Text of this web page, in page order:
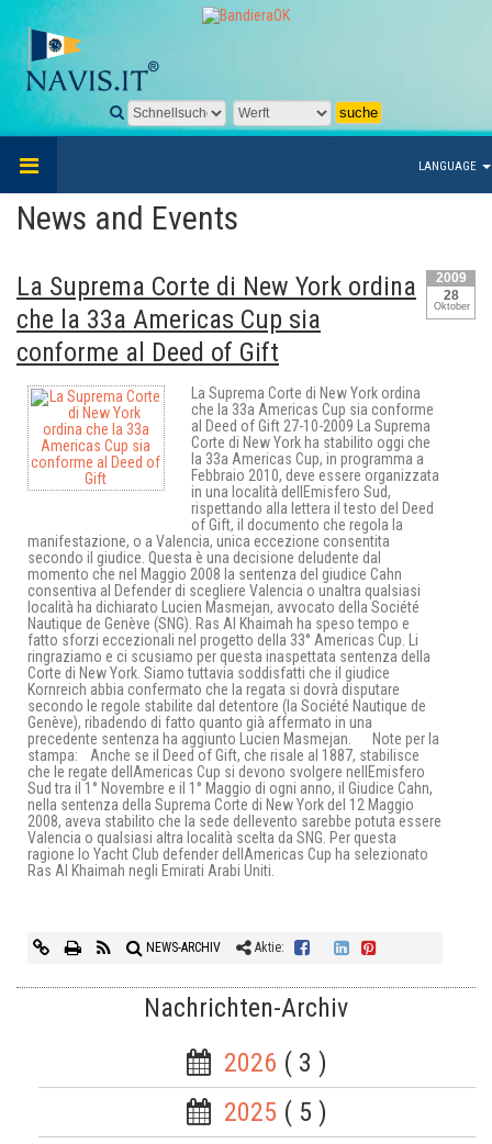
LANGUAGE
News and Events
2009
28
Oktober
La Suprema Corte di New York ordina
che la 33a Americas Cup sia
conforme al Deed of Gift
La Suprema Corte di New York ordina
che la 33a Americas Cup sia conforme
al Deed of Gift 27-10-2009 La Suprema
Corte di New York ha stabilito oggi che
la 33a Americas Cup, in programma a
Febbraio 2010, deve essere organizzata
in una località dellEmisfero Sud,
rispettando alla lettera il testo del Deed
of Gift, il documento che regola la
manifestazione, o a Valencia, unica eccezione consentita
secondo il giudice. Questa è una decisione deludente dal
momento che nel Maggio 2008 la sentenza del giudice Cahn
consentiva al Defender di scegliere Valencia o unaltra qualsiasi
località ha dichiarato Lucien Masmejan, avvocato della Société
Nautique de Genève (SNG). Ras Al Khaimah ha speso tempo e
fatto sforzi eccezionali nel progetto della 33° Americas Cup. Li
ringraziamo e ci scusiamo per questa inaspettata sentenza della
Corte di New York. Siamo tuttavia soddisfatti che il giudice
Kornreich abbia confermato che la regata si dovrà disputare
secondo le regole stabilite dal detentore (la Société Nautique de
Genève), ribadendo di fatto quanto già affermato in una
precedente sentenza ha aggiunto Lucien Masmejan. Note per la
stampa: Anche se il Deed of Gift, che risale al 1887, stabilisce
che le regate dellAmericas Cup si devono svolgere nellEmisfero
Sud tra il 1° Novembre e il 1° Maggio di ogni anno, il Giudice Cahn,
nella sentenza della Suprema Corte di New York del 12 Maggio
2008, aveva stabilito che la sede dellevento sarebbe potuta essere
Valencia o qualsiasi altra località scelta da SNG. Per questa
ragione lo Yacht Club defender dellAmericas Cup ha selezionato
Ras Al Khaimah negli Emirati Arabi Uniti.
NEWS-ARCHIV Aktie:
Nachrichten-Archiv
2026 ( 3 )
2025 ( 5 )